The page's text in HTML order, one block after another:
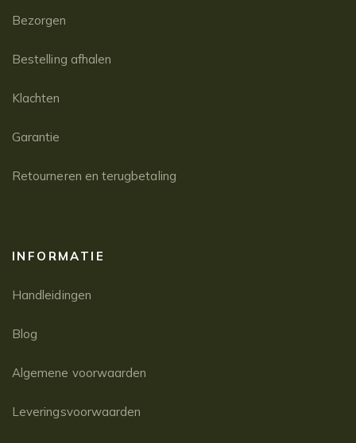
Bezorgen
Bestelling afhalen
Klachten
Garantie
Retourneren en terugbetaling
INFORMATIE
Handleidingen
Blog
Algemene voorwaarden
Leveringsvoorwaarden